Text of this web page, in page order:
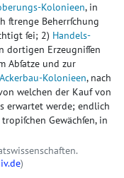
Kolonieen, in
ſtrenge Beherrſchung
ſei; 2) Handels-
dortigen Erzeugniſſen
Abſatze und zur
Ackerbau-Kolonieen, nach
welchen der Kauf von
erwartet werde; endlich
Gewächſen, in
)